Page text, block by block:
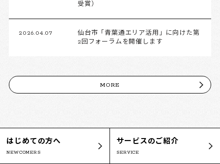
受賞）
2026.04.07
仙台市「青葉通エリア活用」に向けた第
2回フォーラムを開催します
MORE
はじめての方へ
NEWCOMERS
サービスのご紹介
SERVICE